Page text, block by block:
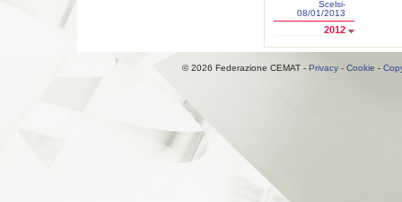
Scelsi-
08/01/2013
2012
© 2026 Federazione CEMAT - Privacy - Cookie -